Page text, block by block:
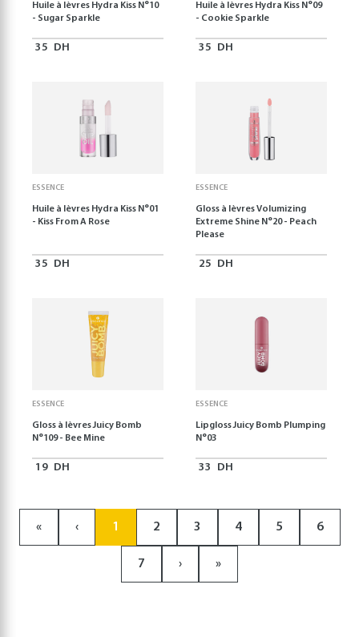
Huile à lèvres Hydra Kiss N°10
- Sugar Sparkle
35 DH
Huile à lèvres Hydra Kiss N°09
- Cookie Sparkle
35 DH
ESSENCE
Huile à lèvres Hydra Kiss N°01
- Kiss From A Rose
35 DH
ESSENCE
Gloss à lèvres Volumizing
Extreme Shine N°20 - Peach
Please
25 DH
ESSENCE
Gloss à lèvres Juicy Bomb
N°109 - Bee Mine
19 DH
ESSENCE
Lipgloss Juicy Bomb Plumping
N°03
33 DH
« ‹ 1 2 3 4 5 6
7 › »